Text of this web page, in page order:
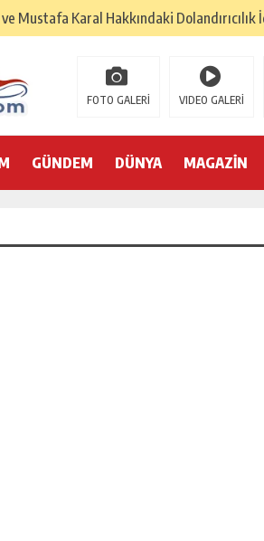
Mustafa Karal Hakkındaki Dolandırıcılık
İş İnsanı Mehmet Aslan: “Çanakkale, Bir
Zeka Sempozyumu Beyoğlu’nda
Turizminde 2026 Hedeflerini Büyütüyor
TİCARET KONFEDERASYONU SANKON
FOTO GALERİ VIDEO GALERİ
GÜNDEM DÜNYA MAGAZİN